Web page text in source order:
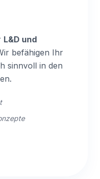
L&D und
befähigen Ihr
sinnvoll in den